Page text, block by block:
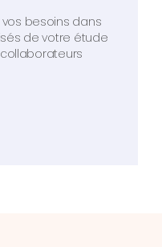
besoins dans
de votre étude